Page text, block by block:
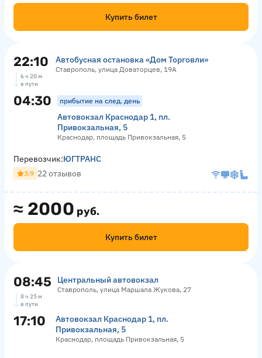
Купить билет
22:10 Автобусная остановка «Дом Торговли»
Ставрополь, улица Доваторцев, 19А
6 ч 20 м
в пути
04:30 прибытие на след. день
Автовокзал Краснодар 1, пл.
Привокзальная, 5
Краснодар, площадь Привокзальная, 5
≈ 2000 руб.
Купить билет
Перевозчик:ЮГТРАНС
3.9 22 отзывов
08:45 Центральный автовокзал
Ставрополь, улица Маршала Жукова, 27
8 ч 25 м
в пути
17:10
Автовокзал Краснодар 1, пл.
Привокзальная, 5
Краснодар, площадь Привокзальная, 5